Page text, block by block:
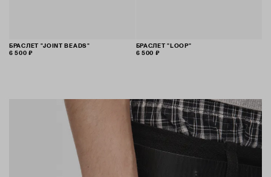
БРАСЛЕТ "JOINT BEADS"
6 500 ₽
БРАСЛЕТ "LOOP"
6 500 ₽